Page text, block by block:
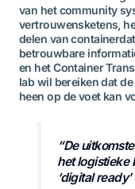
van het community
vertrouwensketens,
delen van
betrouwbare
en het Container
lab wil bereiken dat
heen op de voet kan
“De
het logistieke
‘digital